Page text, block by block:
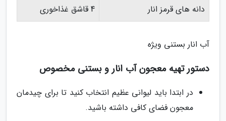
دانه های قرمز انار
4 قاشق غذاخوری
آب انار بستنی ویژه
دستور تهیه معجون آب انار و بستنی مخصوص
در ابتدا باید لیوانی عظیم انتخاب کنید تا برای چیدمان
معجون فضای کافی داشته باشید.